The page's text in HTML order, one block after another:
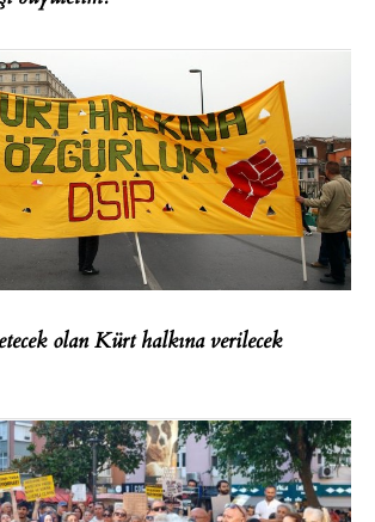
olan Kürt halkına verilecek